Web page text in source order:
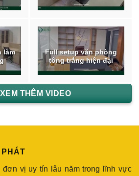
làm
Full setup văn phòng
tông trắng hiện đại
XEM THÊM VIDEO
PHÁT
đơn vị uy tín lâu năm trong lĩnh vực